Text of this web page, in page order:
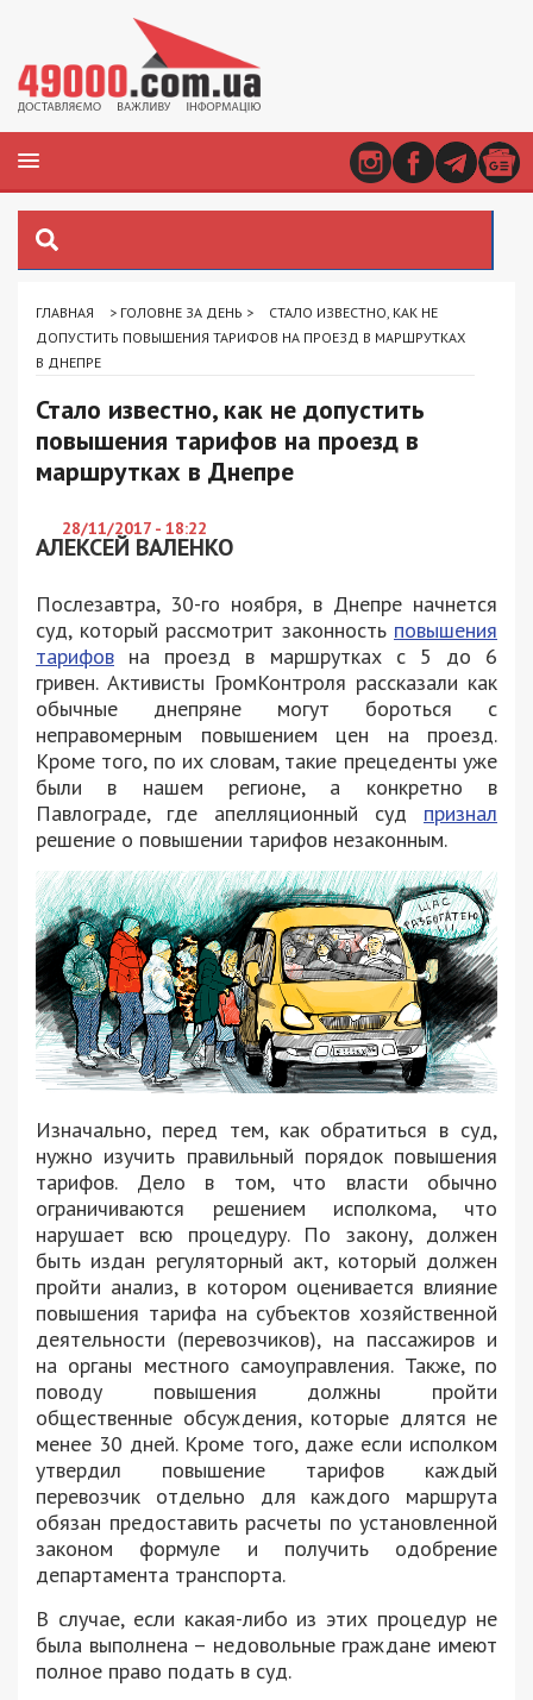
ГЛАВНАЯ > ГОЛОВНЕ ЗА ДЕНЬ >
СТАЛО ИЗВЕСТНО, КАК НЕ
ДОПУСТИТЬ ПОВЫШЕНИЯ ТАРИФОВ НА ПРОЕЗД В МАРШРУТКАХ
В ДНЕПРЕ
Стало известно, как не допустить
повышения тарифов на проезд в
маршрутках в Днепре
28/11/2017 - 18:22
АЛЕКСЕЙ ВАЛЕНКО
Послезавтра, 30-го ноября, в Днепре начнется
суд, который рассмотрит законность повышения
тарифов на проезд в маршрутках с 5 до 6
гривен. Активисты ГромКонтроля рассказали как
обычные днепряне могут бороться с
неправомерным повышением цен на проезд.
Кроме того, по их словам, такие прецеденты уже
были в нашем регионе, а конкретно в
Павлограде, где апелляционный суд признал
решение о повышении тарифов незаконным.
Изначально, перед тем, как обратиться в суд,
нужно изучить правильный порядок повышения
тарифов. Дело в том, что власти обычно
ограничиваются решением исполкома, что
нарушает всю процедуру. По закону, должен
быть издан регуляторный акт, который должен
пройти анализ, в котором оценивается влияние
повышения тарифа на субъектов хозяйственной
деятельности (перевозчиков), на пассажиров и
на органы местного самоуправления. Также, по
поводу повышения должны пройти
общественные обсуждения, которые длятся не
менее 30 дней. Кроме того, даже если исполком
утвердил повышение тарифов каждый
перевозчик отдельно для каждого маршрута
обязан предоставить расчеты по установленной
законом формуле и получить одобрение
департамента транспорта.
В случае, если какая-либо из этих процедур не
была выполнена – недовольные граждане имеют
полное право подать в суд.